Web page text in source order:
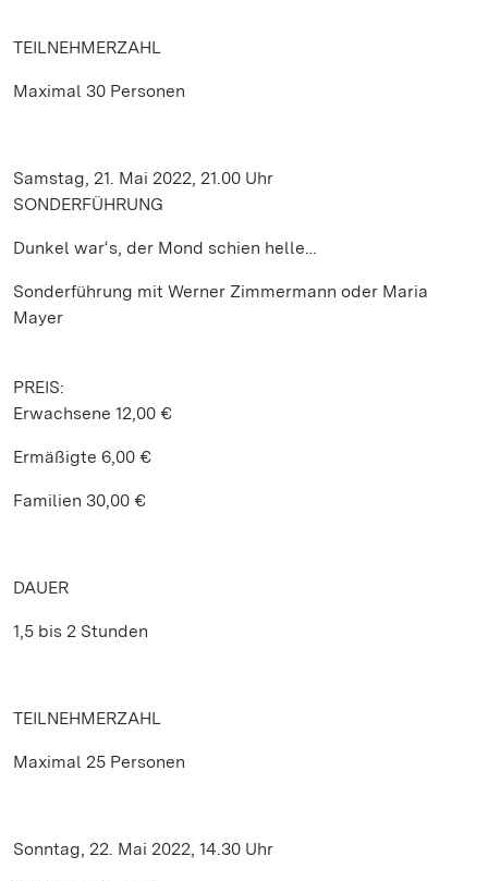
TEILNEHMERZAHL
Maximal 30 Personen
Samstag, 21. Mai 2022, 21.00 Uhr
SONDERFÜHRUNG
Dunkel war‘s, der Mond schien helle…
Sonderführung mit Werner Zimmermann oder Maria
Mayer
PREIS:
Erwachsene 12,00 €
Ermäßigte 6,00 €
Familien 30,00 €
DAUER
1,5 bis 2 Stunden
TEILNEHMERZAHL
Maximal 25 Personen
Sonntag, 22. Mai 2022, 14.30 Uhr